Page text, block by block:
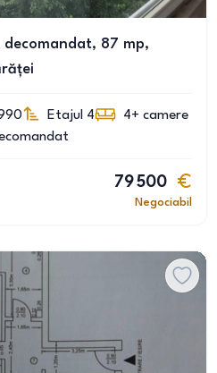
87 mp,
Etajul 4 4+ camere
79 500
Negociabil